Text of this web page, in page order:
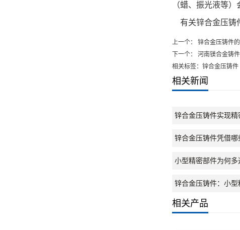
（蜡、振光液等
有关锌合金压铸
上一个：
锌合金压铸件
下一个：
河南镁合金铸
相关标签：锌合金压铸件
相关新闻
锌合金压铸件实现
锌合金压铸件凭借哪
小型精密部件为何多
锌合金压铸件：小
相关产品